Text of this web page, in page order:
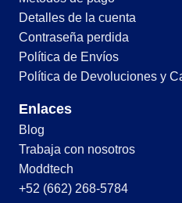
Detalles de la cuenta
Contraseña perdida
Política de Envíos
Política de Devoluciones y
Enlaces
Blog
Trabaja con nosotros
Moddtech
+52 (662) 268-5784